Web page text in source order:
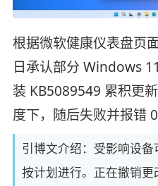
根据微软健康仪表盘页
日承认部分 Windows
装 KB5089549 累积更
度下，随后失败并报错
引博文介绍：受影响设
按计划进行。正在撤销